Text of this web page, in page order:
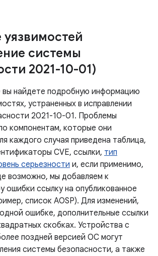
системы
2021-10-01)
вы найдете подробную информацию
устраненных в исправлении
2021-10-01. Проблемы
компонентам, которые они
каждого случая приведена таблица,
CVE, ссылки, тип
серьезности и, если применимо,
возможно, мы добавляем к
ошибки ссылку на опубликованное
список AOSP). Для изменений,
ошибке, дополнительные ссылки
скобках. Устройства с
поздней версией ОС могут
системы безопасности, а также